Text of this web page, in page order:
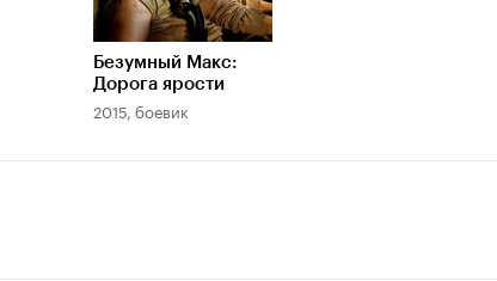
Безумный Макс:
Дорога ярости
2015, боевик